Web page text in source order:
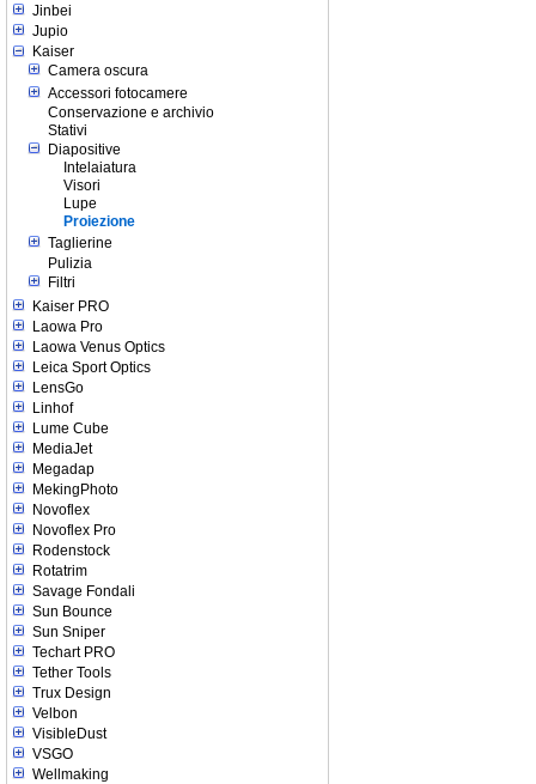
Jinbei
Jupio
Kaiser
Camera oscura
Accessori fotocamere
Conservazione e archivio
Stativi
Diapositive
Intelaiatura
Visori
Lupe
Proiezione
Taglierine
Pulizia
Filtri
Kaiser PRO
Laowa Pro
Laowa Venus Optics
Leica Sport Optics
LensGo
Linhof
Lume Cube
MediaJet
Megadap
MekingPhoto
Novoflex
Novoflex Pro
Rodenstock
Rotatrim
Savage Fondali
Sun Bounce
Sun Sniper
Techart PRO
Tether Tools
Trux Design
Velbon
VisibleDust
VSGO
Wellmaking